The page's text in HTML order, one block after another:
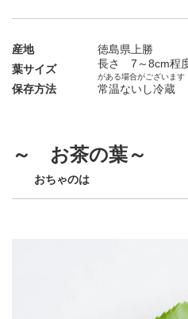
産地
徳島県上勝
葉サイズ
長さ 7～8cm
がある場合がございます
保存方法 常温ないし冷蔵
～ お茶の葉～
おちゃのは